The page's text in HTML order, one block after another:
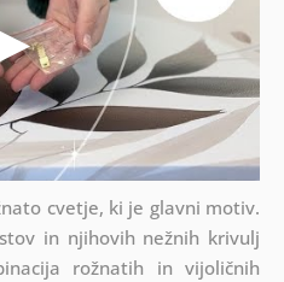
cvetje, ki je glavni motiv.
in njihovih nežnih krivulj
rožnatih in vijoličnih